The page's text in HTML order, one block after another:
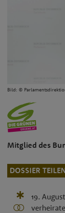
Bild: ©
Mitglied des
DOSSIER
19.